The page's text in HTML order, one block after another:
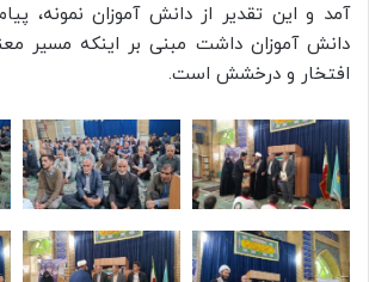
آمد و این تقدیر از دانش آموزان نمونه،
دانش آموزان داشت مبنی بر اینکه مسیر
افتخار و درخشش است.